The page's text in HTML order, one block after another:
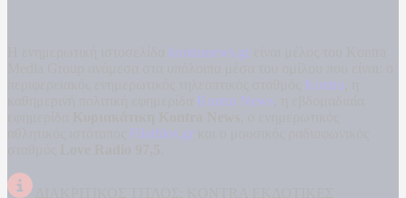
kontranews.gr
Kontra
Kontra News
Filathlos.gr